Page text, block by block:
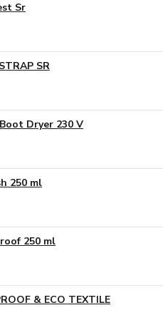
Sr
SR
Dryer 230 V
250 ml
250 ml
& ECO TEXTILE